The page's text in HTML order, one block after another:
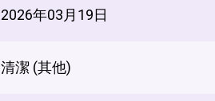
2026年03月19日
清潔 (其他)